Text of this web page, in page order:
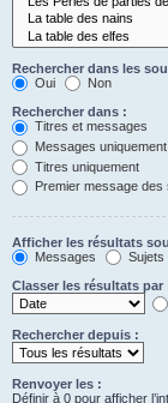
Rechercher dans les
Oui
Non
Rechercher dans :
Titres et messages
Messages uniquement
Titres uniquement
Premier message des
Afficher les résultats
Messages
Sujets
Classer les résultats par
Rechercher depuis :
Renvoyer les :
Définir à 0 pour afficher